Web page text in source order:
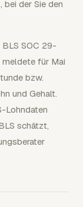
der Sie den
SOC 29-
meldete für Mai
bzw.
und Gehalt.
Lohndaten
schätzt,